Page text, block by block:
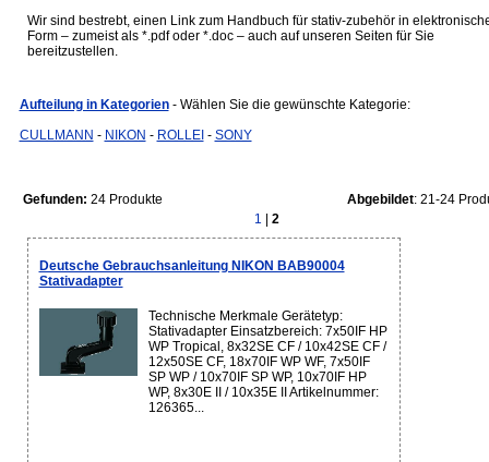
Wir sind bestrebt, einen Link zum Handbuch für stativ-zubehör in
Form – zumeist als *.pdf oder *.doc – auch auf unseren Seiten für Sie
bereitzustellen.
Aufteilung in Kategorien - Wählen Sie die gewünschte Kategorie:
CULLMANN - NIKON - ROLLEI - SONY
Gefunden: 24 Produkte Abgebildet: 21-24
1
2
Deutsche Gebrauchsanleitung NIKON BAB90004
Stativadapter
Technische Merkmale Gerätetyp:
Stativadapter Einsatzbereich: 7x50IF HP
WP Tropical, 8x32SE CF / 10x42SE CF /
12x50SE CF, 18x70IF WP WF, 7x50IF
SP WP / 10x70IF SP WP, 10x70IF HP
WP, 8x30E II / 10x35E II Artikelnummer:
126365...